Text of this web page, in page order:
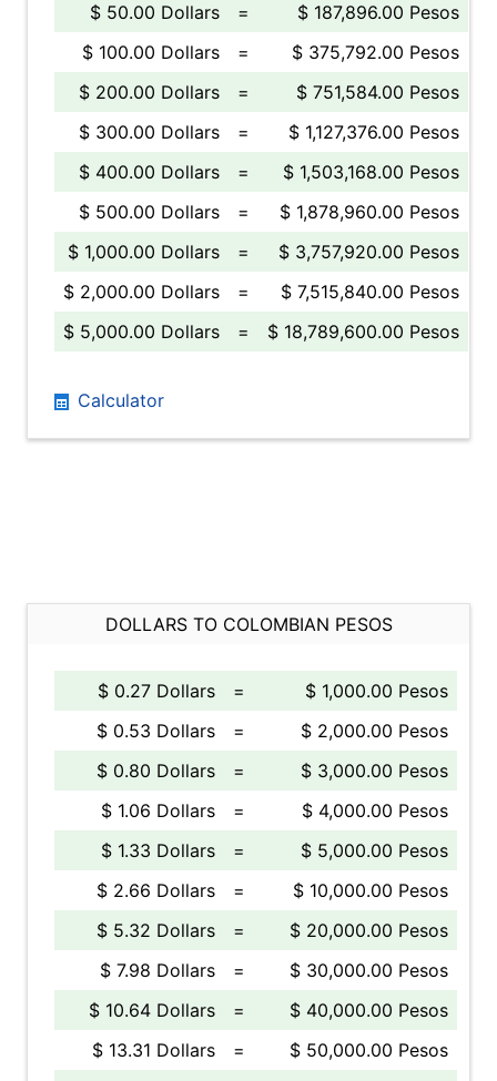
$ 50.00 Dollars
=
$ 187,896.00 Pesos
$ 100.00 Dollars
=
$ 375,792.00 Pesos
$ 200.00 Dollars
=
$ 751,584.00 Pesos
$ 300.00 Dollars
=
$ 1,127,376.00 Pesos
$ 400.00 Dollars
=
$ 1,503,168.00 Pesos
$ 500.00 Dollars
=
$ 1,878,960.00 Pesos
$ 1,000.00 Dollars
=
$ 3,757,920.00 Pesos
$ 2,000.00 Dollars
=
$ 7,515,840.00 Pesos
$ 5,000.00 Dollars
= $ 18,789,600.00 Pesos
Calculator
DOLLARS TO COLOMBIAN PESOS
$ 0.27 Dollars =
$ 1,000.00 Pesos
$ 0.53 Dollars
=
$ 2,000.00 Pesos
$ 0.80 Dollars
=
$ 3,000.00 Pesos
$ 1.06 Dollars
=
$ 4,000.00 Pesos
$ 1.33 Dollars
=
$ 5,000.00 Pesos
$ 2.66 Dollars
=
$ 10,000.00 Pesos
$ 5.32 Dollars
=
$ 20,000.00 Pesos
$ 7.98 Dollars
=
$ 30,000.00 Pesos
$ 10.64 Dollars
=
$ 40,000.00 Pesos
$ 13.31 Dollars
=
$ 50,000.00 Pesos